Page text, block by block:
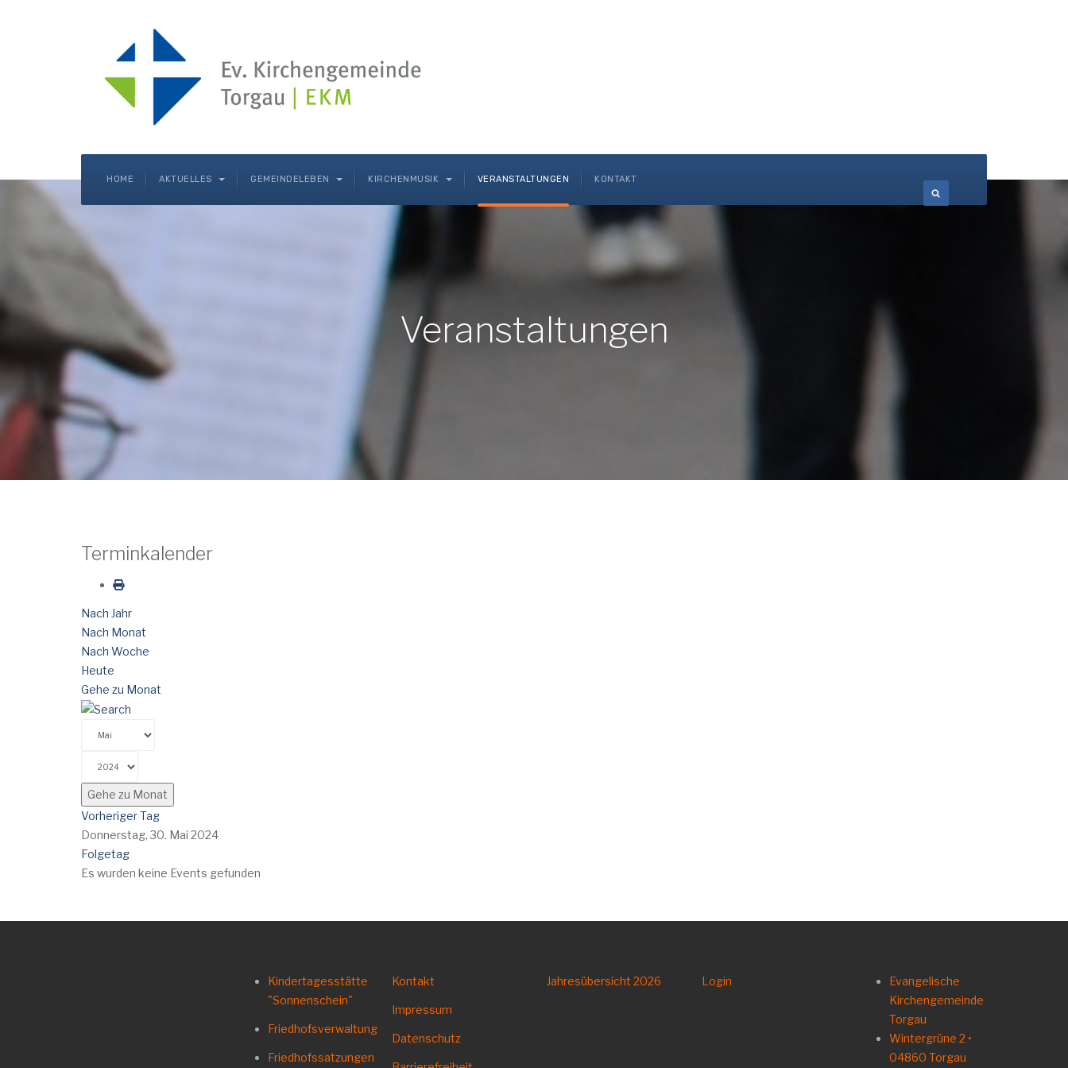
HOME AKTUELLES GEMEINDELEBEN KIRCHENMUSIK VERANSTALTUNGEN KONTAKT
Veranstaltungen
Terminkalender
Nach Jahr
Nach Monat
Nach Woche
Heute
Gehe zu Monat
Gehe zu Monat
Vorheriger Tag
Donnerstag, 30. Mai 2024
Folgetag
Es wurden keine Events gefunden
Kindertagesstätte
"Sonnenschein"
Friedhofsverwaltung
Friedhofssatzungen
Kontakt
Impressum
Datenschutz
Jahresübersicht 2026 Login
Evangelische
Kirchengemeinde
Torgau
Wintergrüne 2 •
04860 Torgau